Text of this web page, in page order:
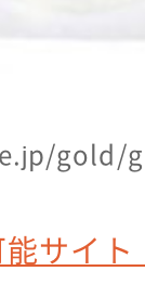
gold/
サイ